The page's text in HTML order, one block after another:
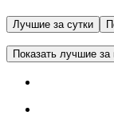
Лучшие за сутки
Показать лучшие за